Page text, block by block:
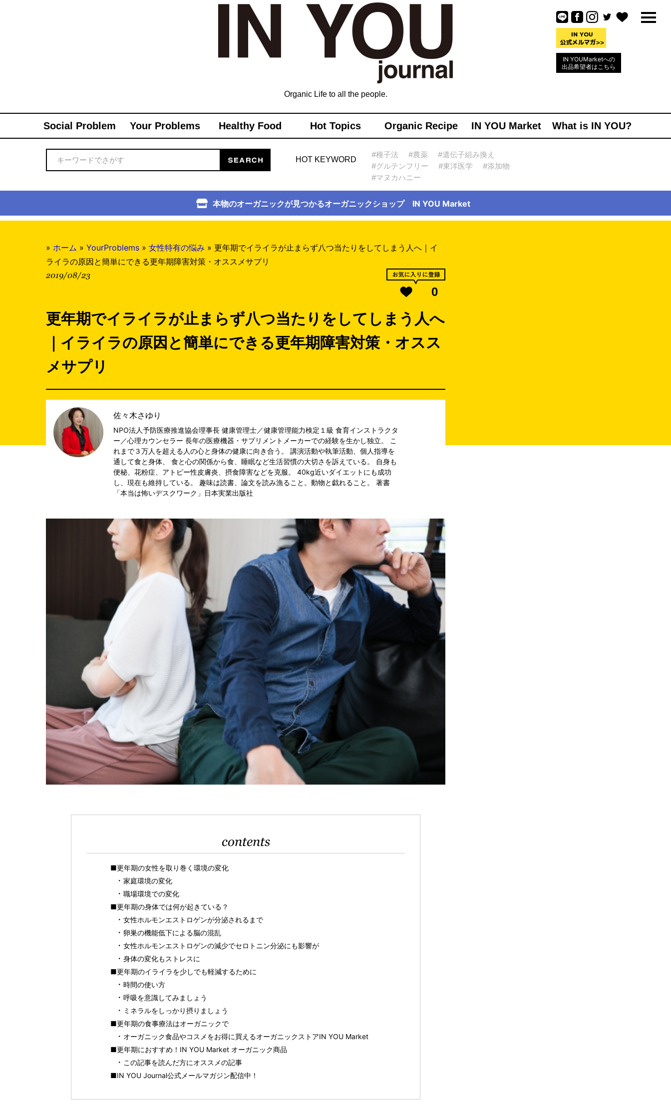
IN YOUMarketへの
出品希望者はこちら
Organic Life to all the people.
Social Problem Your Problems Healthy Food Hot Topics Organic Recipe IN YOU Market What is IN YOU?
HOT KEYWORD
#種子法 #農薬
#遺伝子組み換え
#グルテンフリー
#東洋医学
#添加物
#マヌカハニー
本物のオーガニックが見つかるオーガニックショップ IN YOU Market
» ホーム » YourProblems » 女性特有の悩み » 更年期でイライラが止まらず八つ当たりをしてしまう人へ｜イ
ライラの原因と簡単にできる更年期障害対策・オススメサプリ
2019/08/23
0
更年期でイライラが止まらず八つ当たりをしてしまう人へ
｜イライラの原因と簡単にできる更年期障害対策・オスス
メサプリ
佐々木さゆり
NPO法人予防医療推進協会理事長 健康管理士／健康管理能力検定１級 食育インストラクタ
ー／心理カウンセラー 長年の医療機器・サプリメントメーカーでの経験を生かし独立。 こ
れまで３万人を超える人の心と身体の健康に向き合う。 講演活動や執筆活動、個人指導を
通して食と身体、 食と心の関係から食、睡眠など生活習慣の大切さを訴えている。 自身も
便秘、花粉症、アトピー性皮膚炎、摂食障害などを克服。 40kg近いダイエットにも成功
し、現在も維持している。 趣味は読書、論文を読み漁ること。動物と戯れること。 著書
「本当は怖いデスクワーク」日本実業出版社
contents
■更年期の女性を取り巻く環境の変化
家庭環境の変化
職場環境での変化
■更年期の身体では何が起きている？
女性ホルモンエストロゲンが分泌されるまで
卵巣の機能低下による脳の混乱
女性ホルモンエストロゲンの減少でセロトニン分泌にも影響が
身体の変化もストレスに
■更年期のイライラを少しでも軽減するために
時間の使い方
呼吸を意識してみましょう
ミネラルをしっかり摂りましょう
■更年期の食事療法はオーガニックで
オーガニック食品やコスメをお得に買えるオーガニックストアIN YOU Market
■更年期におすすめ！IN YOU Market オーガニック商品
この記事を読んだ方にオススメの記事
■IN YOU Journal公式メールマガジン配信中！